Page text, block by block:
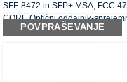
SFF-8472 in SFP+ MSA, FCC
CORE.Optični oddajnik-
POVPRAŠEVANJE